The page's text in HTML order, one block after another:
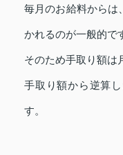
毎月のお給料からは
かれるのが一般的で
そのため手取り額は
手取り額から逆算
す。